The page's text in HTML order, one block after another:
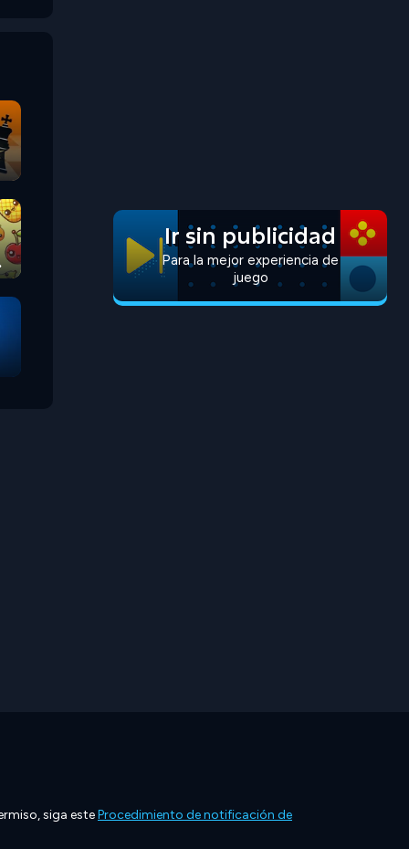
Ir sin publicidad
Para la mejor experiencia de
juego
siga esteProcedimiento de notificación de